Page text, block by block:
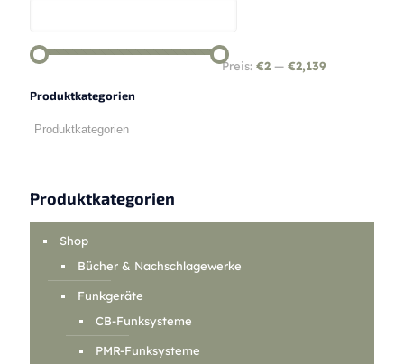
Preis: €2 — €2,139
Produktkategorien
Produktkategorien
Shop
Bücher & Nachschlagewerke
Funkgeräte
CB-Funksysteme
PMR-Funksysteme